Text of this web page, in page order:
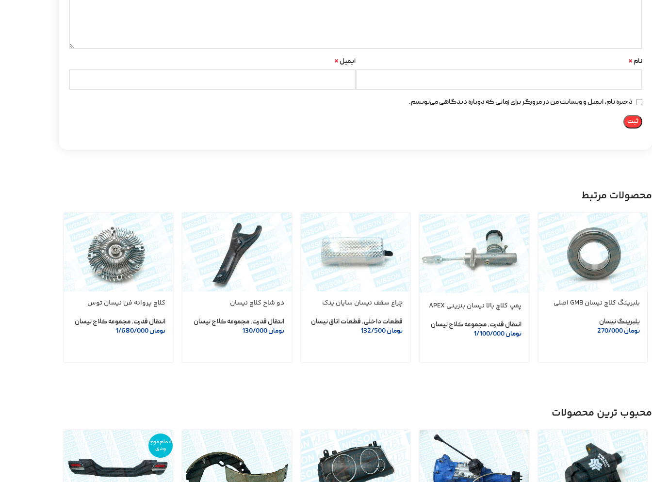
نام * ایمیل *
ذخیره نام، ایمیل و وبسایت من در مرورگر برای زمانی که دوباره دیدگاهی می‌نویسم.
محصولات مرتبط
بلبرینگ کلاچ نیسان GMB اصلی
بلبرینگ نیسان
تومان
پمپ کلاچ بالا نیسان بنزینی APEX
انتقال قدرت,مجموعه کلاچ نیسان
تومان1/100/000
چراغ سقف نیسان سایان یدک
قطعات داخلی, قطعات اتاق نیسان
تومان
دو شاخ کلاچ نیسان
انتقال قدرت,مجموعه کلاچ نیسان
تومان130/000
کلاچ پروانه فن نیسان توس
انتقال قدرت,مجموعه کلاچ نیسان
تومان
محبوب ترین محصولات
اتمام موج
ودی